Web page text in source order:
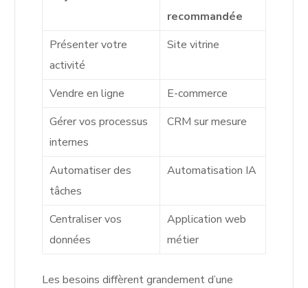
recommandée
Présenter votre
activité
Site vitrine
Vendre en ligne
E-commerce
Gérer vos processus
internes
CRM sur mesure
Automatiser des
tâches
Automatisation IA
Centraliser vos
données
Application web
métier
Les besoins diffèrent grandement d’une